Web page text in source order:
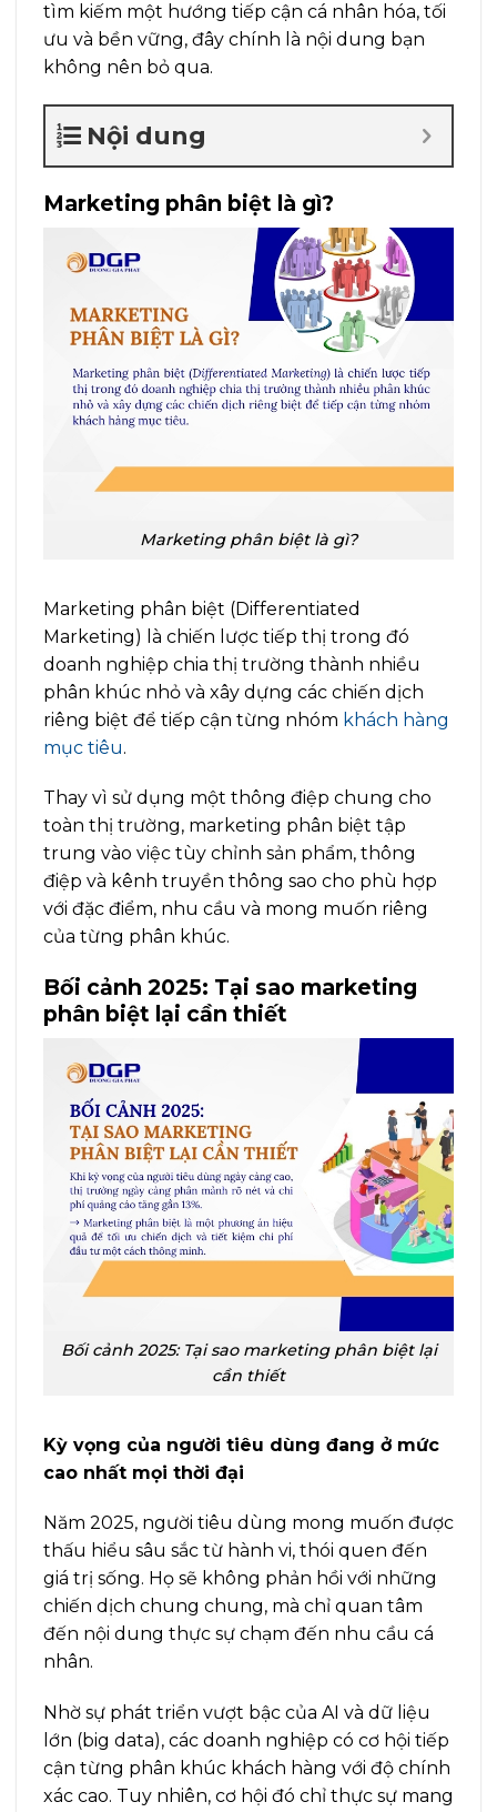
tìm kiếm một hướng tiếp cận cá nhân hóa, tối
ưu và bền vững, đây chính là nội dung bạn
không nên bỏ qua.
Nội dung
Marketing phân biệt là gì?
Marketing phân biệt là gì?
Marketing phân biệt (Differentiated
Marketing) là chiến lược tiếp thị trong đó
doanh nghiệp chia thị trường thành nhiều
phân khúc nhỏ và xây dựng các chiến dịch
riêng biệt để tiếp cận từng nhóm khách hàng
mục tiêu.
Thay vì sử dụng một thông điệp chung cho
toàn thị trường, marketing phân biệt tập
trung vào việc tùy chỉnh sản phẩm, thông
điệp và kênh truyền thông sao cho phù hợp
với đặc điểm, nhu cầu và mong muốn riêng
của từng phân khúc.
Bối cảnh 2025: Tại sao marketing
phân biệt lại cần thiết
Bối cảnh 2025: Tại sao marketing phân biệt lại
cần thiết
Kỳ vọng của người tiêu dùng đang ở mức
cao nhất mọi thời đại
Năm 2025, người tiêu dùng mong muốn được
thấu hiểu sâu sắc từ hành vi, thói quen đến
giá trị sống. Họ sẽ không phản hồi với những
chiến dịch chung chung, mà chỉ quan tâm
đến nội dung thực sự chạm đến nhu cầu cá
nhân.
Nhờ sự phát triển vượt bậc của AI và dữ liệu
lớn (big data), các doanh nghiệp có cơ hội tiếp
cận từng phân khúc khách hàng với độ chính
xác cao. Tuy nhiên, cơ hội đó chỉ thực sự mang